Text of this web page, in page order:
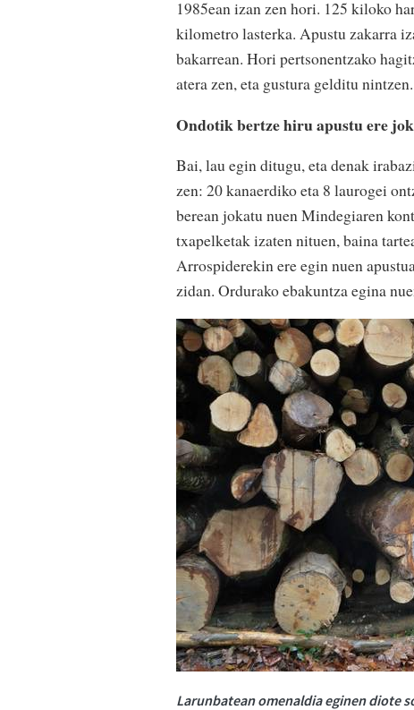
1985ean izan zen hori. 125 kiloko
kilometro lasterka. Apustu zakarra
bakarrean. Hori pertsonentzako
atera zen, eta gustura gelditu nintzen.
Ondotik bertze hiru apustu ere
Bai, lau egin ditugu, eta denak
zen: 20 kanaerdiko eta 8 laurogei
berean jokatu nuen Mindegiaren
txapelketak izaten nituen, baina
Arrospiderekin ere egin nuen
zidan. Ordurako ebakuntza egina
Larunbatean omenaldia eginen diote